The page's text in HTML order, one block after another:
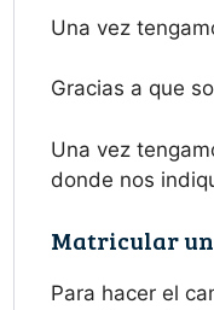
Una vez
Gracias a que
Una vez
donde nos
Matricular un
Para hacer el